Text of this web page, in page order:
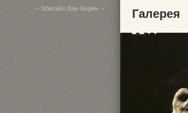
– Эбигайл Ван Берен – Галерея